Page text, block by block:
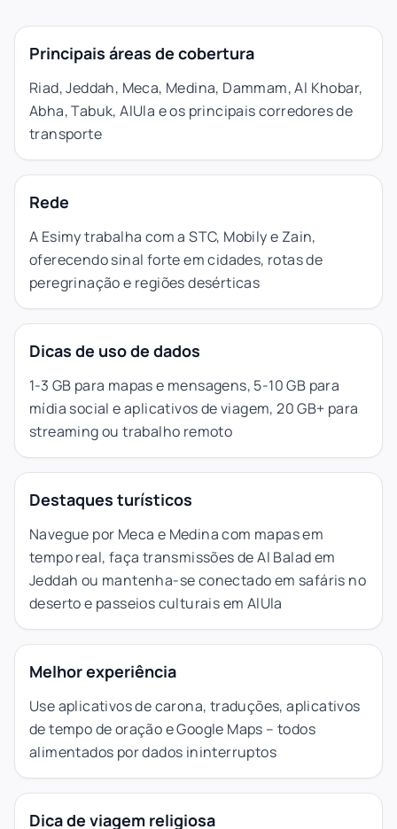
Principais áreas de cobertura
Riad, Jeddah, Meca, Medina, Dammam, Al Khobar,
Abha, Tabuk, AlUla e os principais corredores de
transporte
Rede
A Esimy trabalha com a STC, Mobily e Zain,
oferecendo sinal forte em cidades, rotas de
peregrinação e regiões desérticas
Dicas de uso de dados
1-3 GB para mapas e mensagens, 5-10 GB para
mídia social e aplicativos de viagem, 20 GB+ para
streaming ou trabalho remoto
Destaques turísticos
Navegue por Meca e Medina com mapas em
tempo real, faça transmissões de Al Balad em
Jeddah ou mantenha-se conectado em safáris no
deserto e passeios culturais em AlUla
Melhor experiência
Use aplicativos de carona, traduções, aplicativos
de tempo de oração e Google Maps – todos
alimentados por dados ininterruptos
Dica de viagem religiosa